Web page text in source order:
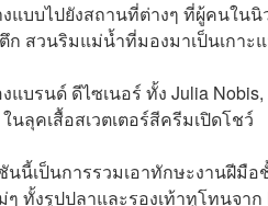
แบบไปยังสถานที่ต่างๆ ที่ผู้คนใน
สวนริมแม่น้ำที่มองมาเป็นเกา
บรนด์ ดีไซเนอร์ ทั้ง Julia
นลุคเสื้อสเวตเตอร์สีครีมเปิดโชว์
นนี้เป็นการรวมเอาทักษะงานฝีมื
ๆ ทั้งรูปปลาและรองเท้าทูโทนจา